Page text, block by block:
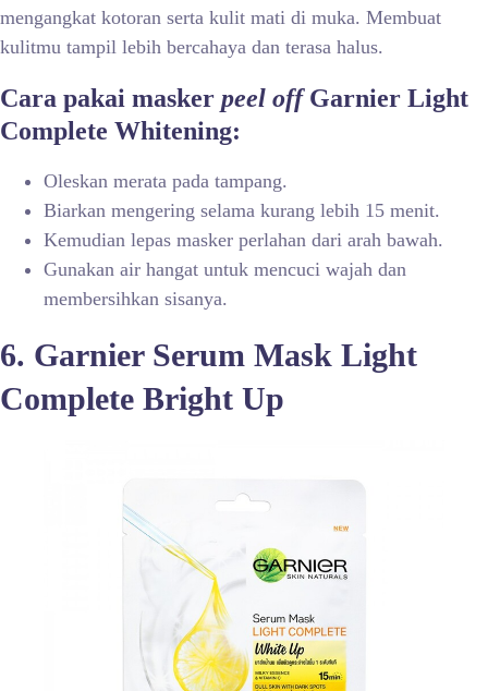
mengangkat kotoran serta kulit mati di muka. Membuat
kulitmu tampil lebih bercahaya dan terasa halus.
Cara pakai masker peel offGarnier Light
Complete Whitening:
Oleskan merata pada tampang.
Biarkan mengering selama kurang lebih 15 menit.
Kemudian lepas masker perlahan dari arah bawah.
Gunakan air hangat untuk mencuci wajah dan
membersihkan sisanya.
6. Garnier Serum Mask Light
Complete Bright Up